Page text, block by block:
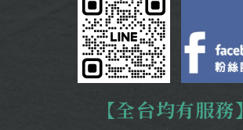
【全台均有服務】